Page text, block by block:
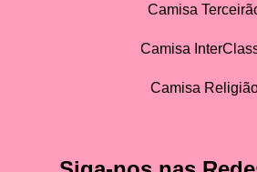
Camisa
Camisa
Camisa